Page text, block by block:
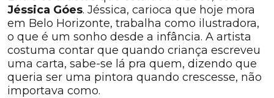
Jéssica Góes. Jéssica, carioca que hoje mora
em Belo Horizonte, trabalha como ilustradora,
o que é um sonho desde a infância. A artista
costuma contar que quando criança escreveu
uma carta, sabe-se lá pra quem, dizendo que
queria ser uma pintora quando crescesse, não
importava como.